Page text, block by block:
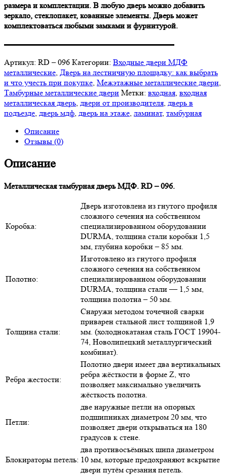
размера и комплектации. В любую дверь можно добавить
зеркало, стеклопакет, кованные элементы. Дверь может
комплектоваться любыми замками и фурнитурой.
▬▬▬▬▬▬▬▬▬▬▬▬▬▬▬▬▬▬▬▬▬
Артикул: RD – 096 Категории: Входные двери МДФ
металлические, Дверь на лестничную площадку: как выбрать
и что учесть при покупке, Межэтажные металлические двери,
Тамбурные металлические двери Метки: входная, входная
металлическая дверь, двери от производителя, дверь в
подъезде, дверь мдф, дверь на этаже, ламинат, тамбурная
Описание
Отзывы (0)
Описание
Металлическая тамбурная дверь МДФ. RD – 096.
Коробка:
Дверь изготовлена из гнутого профиля
сложного сечения на собственном
специализированном оборудовании
DURMA, толщина стали коробки 1,5
мм, глубина коробки – 85 мм.
Полотно:
Изготовлено из гнутого профиля
сложного сечения на собственном
специализированном оборудовании
DURMA, толщина стали — 1,5 мм,
толщина полотна – 50 мм.
Толщина стали:
Снаружи методом точечной сварки
приварен стальной лист толщиной 1,9
мм. (холоднокатаная сталь ГОСТ 19904-
74, Новолипецкий металлургический
комбинат).
Ребра жестости:
Полотно двери имеет два вертикальных
ребра жёсткости в форме Z, что
позволяет максимально увеличить
жёсткость полотна.
Петли:
две наружные петли на опорных
подшипниках диаметром 20 мм, что
позволяет двери открываться на 180
градусов к стене.
Блокираторы петель:
два противосъёмных шипа диаметром
10 мм, которые предохраняют вскрытие
двери путём срезания петель.